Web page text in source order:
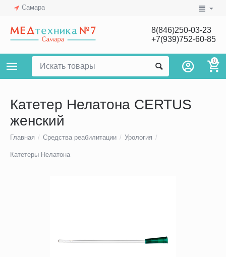
Самара
8(846)250-03-23
+7(939)752-60-85
0
Катетер Нелатона CERTUS
женский
Главная / Средства реабилитации / Урология /
Катетеры Нелатона